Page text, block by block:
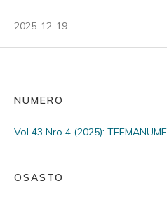
2025-12-19
NUMERO
Vol 43 Nro 4 (2025):
OSASTO